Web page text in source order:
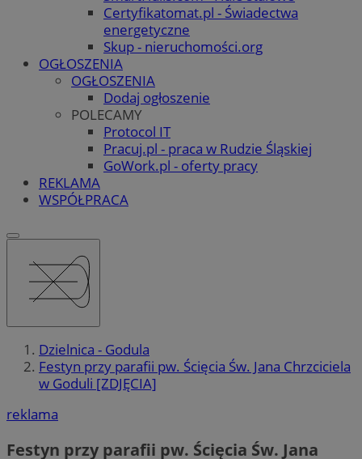
Certyfikatomat.pl - Świadectwa
energetyczne
Skup - nieruchomości.org
OGŁOSZENIA
OGŁOSZENIA
Dodaj ogłoszenie
POLECAMY
Protocol IT
Pracuj.pl - praca w Rudzie Śląskiej
GoWork.pl - oferty pracy
REKLAMA
WSPÓŁPRACA
Dzielnica - Godula
Festyn przy parafii pw. Ścięcia Św. Jana Chrzciciela
w Goduli [ZDJĘCIA]
reklama
Festyn przy parafii pw. Ścięcia Św. Jana